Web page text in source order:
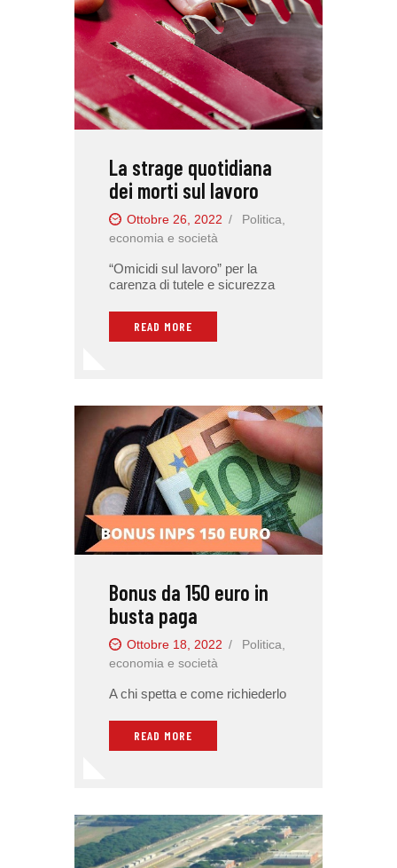
La strage quotidiana
dei morti sul lavoro
Ottobre 26, 2022
Politica,
economia e società
“Omicidi sul lavoro” per la
carenza di tutele e sicurezza
READ MORE
Bonus da 150 euro in
busta paga
Ottobre 18, 2022
Politica,
economia e società
A chi spetta e come richiederlo
READ MORE